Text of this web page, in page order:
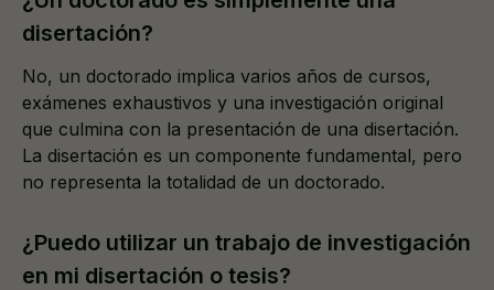
disertación?
No, un doctorado implica varios años de cursos,
exámenes exhaustivos y una investigación original
que culmina con la presentación de una disertación.
La disertación es un componente fundamental, pero
no representa la totalidad de un doctorado.
¿Puedo utilizar un trabajo de investigación
en mi disertación o tesis?